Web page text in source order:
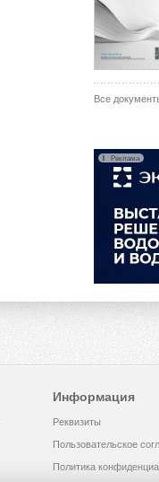
Все
Реклама
Информация
Реквизиты
Пользовательское
Политика